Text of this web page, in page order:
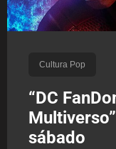
Cultura Pop
“DC
sábado